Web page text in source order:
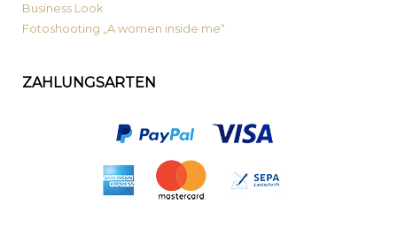
Business Look
Fotoshooting „A women inside me“
ZAHLUNGSARTEN